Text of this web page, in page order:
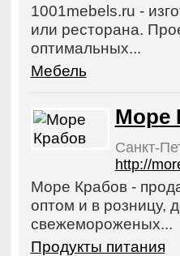
1001mebels.ru -
или ресторана.
оптимальных...
Мебель
Море
Санкт-
http://
Море Крабов -
оптом и в розницу,
свежемороженых...
Продукты питания